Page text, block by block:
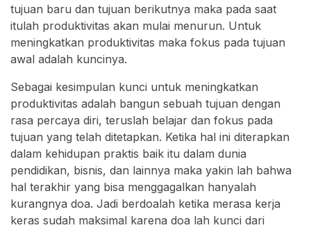
tujuan baru dan tujuan berikutnya maka pada saat
itulah produktivitas akan mulai menurun. Untuk
meningkatkan produktivitas maka fokus pada tujuan
awal adalah kuncinya.
Sebagai kesimpulan kunci untuk meningkatkan
produktivitas adalah bangun sebuah tujuan dengan
rasa percaya diri, teruslah belajar dan fokus pada
tujuan yang telah ditetapkan. Ketika hal ini diterapkan
dalam kehidupan praktis baik itu dalam dunia
pendidikan, bisnis, dan lainnya maka yakin lah bahwa
hal terakhir yang bisa menggagalkan hanyalah
kurangnya doa. Jadi berdoalah ketika merasa kerja
keras sudah maksimal karena doa lah kunci dari